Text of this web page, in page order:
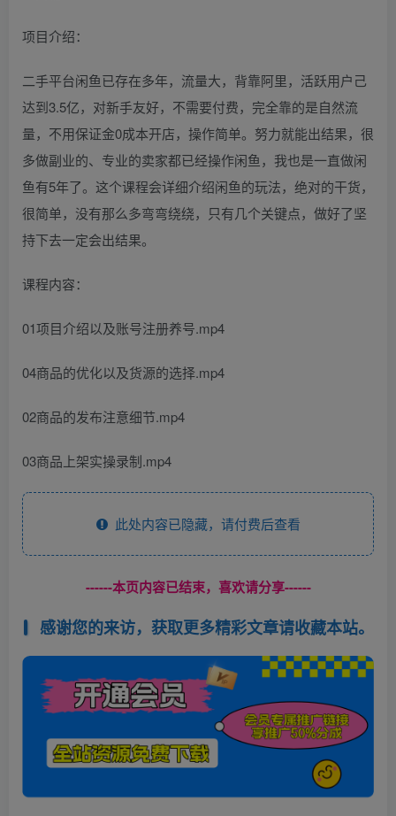
项目介绍：
二手平台闲鱼已存在多年，流量大，背靠阿里，活跃用户己
达到3.5亿，对新手友好，不需要付费，完全靠的是自然流
量，不用保证金0成本开店，操作简单。努力就能出结果，很
多做副业的、专业的卖家都已经操作闲鱼，我也是一直做闲
鱼有5年了。这个课程会详细介绍闲鱼的玩法，绝对的干货，
很简单，没有那么多弯弯绕绕，只有几个关键点，做好了坚
持下去一定会出结果。
课程内容：
01项目介绍以及账号注册养号.mp4
04商品的优化以及货源的选择.mp4
02商品的发布注意细节.mp4
03商品上架实操录制.mp4
此处内容已隐藏，请付费后查看
------本页内容已结束，喜欢请分享------
感谢您的来访，获取更多精彩文章请收藏本站。